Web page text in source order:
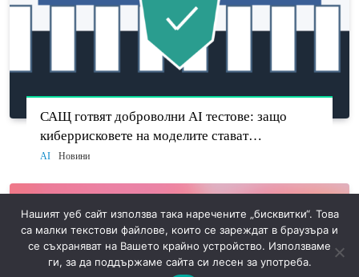
САЩ готвят доброволни AI тестове: защо
киберрисковете на моделите стават
политически въпрос
AI Новини
Нашият уеб сайт използва така наречените „бисквитки“. Това
са малки текстови файлове, които се зареждат в браузъра и
се съхраняват на Вашето крайно устройство. Използваме
ги, за да поддържаме сайта си лесен за употреба.